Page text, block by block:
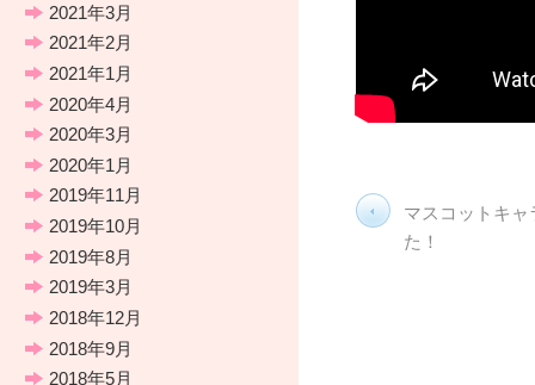
マスコットキ
た！
2021年3月
2021年2月
2021年1月
2020年4月
2020年3月
2020年1月
2019年11月
2019年10月
2019年8月
2019年3月
2018年12月
2018年9月
2018年5月